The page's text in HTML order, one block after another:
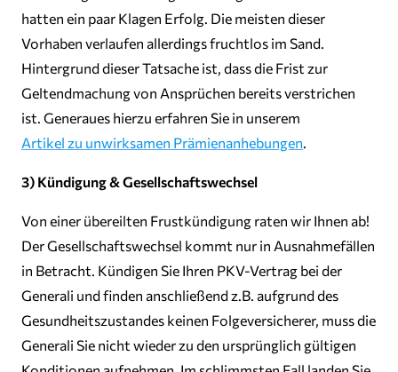
hatten ein paar Klagen Erfolg. Die meisten dieser
Vorhaben verlaufen allerdings fruchtlos im Sand.
Hintergrund dieser Tatsache ist, dass die Frist zur
Geltendmachung von Ansprüchen bereits verstrichen
ist. Generaues hierzu erfahren Sie in unserem
Artikel zu unwirksamen Prämienanhebungen.
3) Kündigung & Gesellschaftswechsel
Von einer übereilten Frustkündigung raten wir Ihnen ab!
Der Gesellschaftswechsel kommt nur in Ausnahmefällen
in Betracht. Kündigen Sie Ihren PKV-Vertrag bei der
Generali und finden anschließend z.B. aufgrund des
Gesundheitszustandes keinen Folgeversicherer, muss die
Generali Sie nicht wieder zu den ursprünglich gültigen